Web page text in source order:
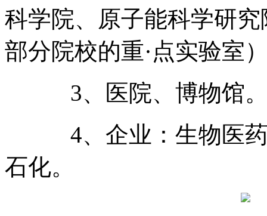
科学院、原子能科学研
部分院校的重·点实验室
3、医院、博物馆
4、企业：生物医药
石化。